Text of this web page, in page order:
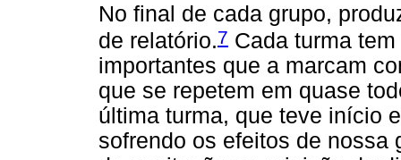
No final de cada grupo,
de relatório.7 Cada turma
importantes que a marcam
que se repetem em quase
última turma, que teve início
sofrendo os efeitos de nossa